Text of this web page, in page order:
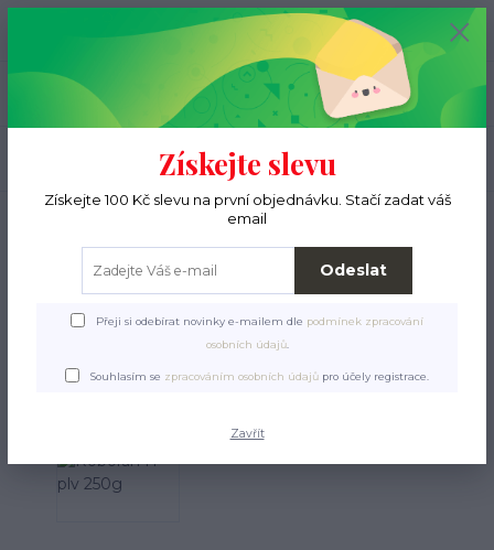
Menu
(Po-Pá, 9-15 hod.)
0 ks
0 Kč
Veterinární přípravky a doplňky stravy
Roboran H plv 250g
Získejte slevu
Získejte 100 Kč slevu na první objednávku. Stačí zadat váš
email
Odeslat
Přeji si odebírat novinky e-mailem dle podmínek zpracování
osobních údajů.
Souhlasím se zpracováním osobních údajů pro účely registrace.
Zavřít